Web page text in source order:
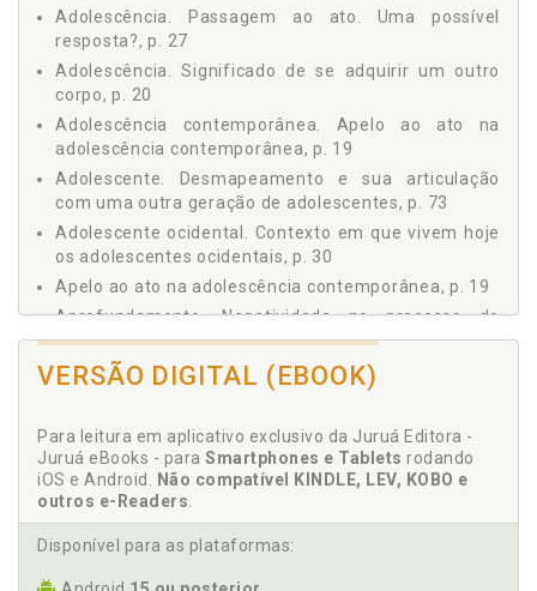
Adolescência. Passagem ao ato. Uma possível
resposta?, p. 27
Adolescência. Significado de se adquirir um outro
corpo, p. 20
Adolescência contemporânea. Apelo ao ato na
adolescência contemporânea, p. 19
Adolescente. Desmapeamento e sua articulação
com uma outra geração de adolescentes, p. 73
Adolescente ocidental. Contexto em que vivem hoje
os adolescentes ocidentais, p. 30
Apelo ao ato na adolescência contemporânea, p. 19
Aprofundamento. Negatividade no processo de
transmissão psíquica: aprofundamento, p. 46
Atualidade em sua dimensão privada, p. 69
C
Conclusão, p. 81
Considerações sobre a cripta e o fantasma, e sobre
os efeitos de sua presença no psiquismo, p. 53
Contemporaneidade. Família contemporânea: filhos
VERSÃO DIGITAL (EBOOK)
Para leitura em aplicativo exclusivo da Juruá Editora -
Juruá eBooks - para Smartphones e Tablets rodando
iOS e Android. Não compatível KINDLE, LEV, KOBO e
outros e-Readers.
Disponível para as plataformas: